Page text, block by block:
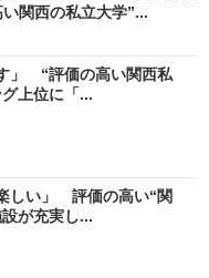
関西の私立大学”...
」 “評価の高い関西私
上位に「...
しい」 評価の高い“関
が充実し...